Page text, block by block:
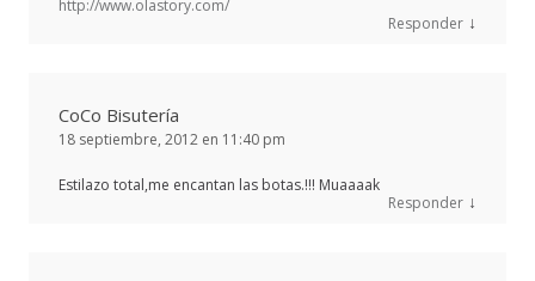
http://www.olastory.com/
Responder ↓
CoCo Bisutería
18 septiembre, 2012 en 11:40 pm
Estilazo total,me encantan las botas.!!! Muaaaak
Responder ↓